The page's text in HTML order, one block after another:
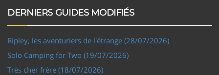
DERNIERS GUIDES MODIFIÉS
Ripley, les aventuriers de l'étrange (28/07/2026)
Solo Camping for Two (19/07/2026)
Très cher frère (18/07/2026)